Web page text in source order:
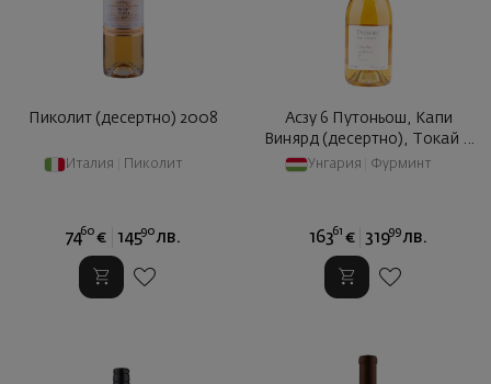
Пиколит (десертно) 2008
Италия Пиколит
7460 € 14590 лв.
Асзу 6 Путоньош, Капи
Винярд (десертно), Токай 0
... 2011
Унгария Фурминт
16361 € 31999 лв.